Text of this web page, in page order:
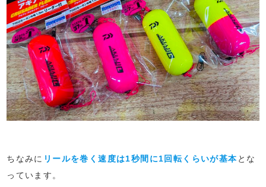
ちなみに リールを巻く速度は1秒間に1回転くらいが基本とな
っています。